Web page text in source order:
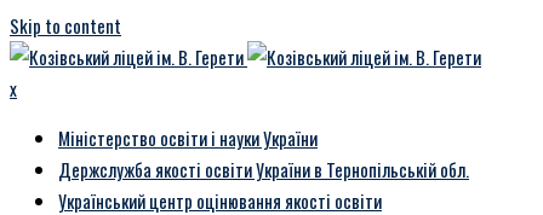
Skip to content
x
Міністерство освіти і науки України
Держслужба якості освіти України в Тернопільській обл.
Український центр оцінювання якості освіти